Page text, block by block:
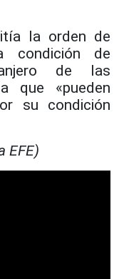
la orden de
de
de las
que «pueden
su condición
EFE)